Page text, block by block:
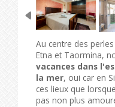
Au centre des
Etna et Taormina,
vacances dans
la mer, oui car en
ces lieux que
pas non plus